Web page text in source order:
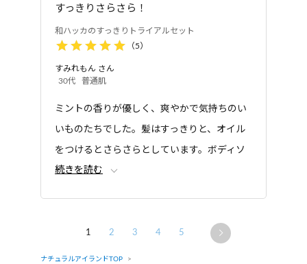
油、ラバンデュラハイブリダ油、ラブダナム油、ロ
モリロナイト、加水分解グアー、ポリクオタニウ
ルリチン酸2K、水添ココグリセリル、オクチルドデ
ドメチルMEA、PPG-9ジグリセリル、クエン酸、ク
エン酸Na、塩化Na、エチルヘキシルグリセリン、フ
ェノキシエタノール
すっきりさらさら！
和ハッカのすっきりトライアルセット
（5）
すみれもん さん
30代
普通肌
ミントの香りが優しく、爽やかで気持ちのい
いものたちでした。髪はすっきりと、オイル
をつけるとさらさらとしています。ボディソ
ープも夏にぴったりのすっきり感です。
続きを読む
1 2 3 4 5
ナチュラルアイランドTOP